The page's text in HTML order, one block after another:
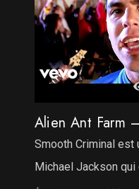
Smooth Criminal est
Michael Jackson